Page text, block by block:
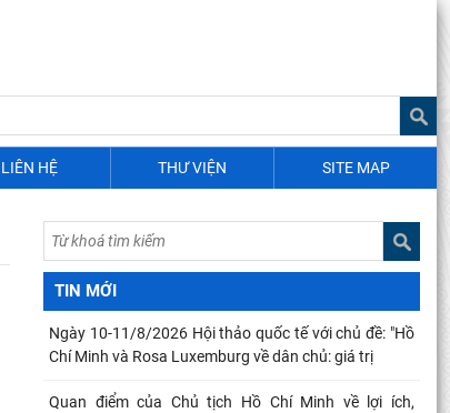
LIÊN HỆ THƯ VIỆN SITE MAP
TIN MỚI
Ngày 10-11/8/2026 Hội thảo quốc tế với chủ đề: "Hồ
Chí Minh và Rosa Luxemburg về dân chủ: giá trị
Quan điểm của Chủ tịch Hồ Chí Minh về lợi ích,